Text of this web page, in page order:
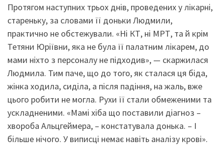
Протягом наступних трьох днів, проведених у лікарні,
стареньку, за словами її доньки Людмили,
практично не обстежували. «Ні КТ, ні МРТ, та й крім
Тетяни Юріївни, яка не була її палатним лікарем, до
мами ніхто з персоналу не підходив», — скаржилася
Людмила. Тим паче, що до того, як сталася ця біда,
жінка ходила, сиділа, а після падіння, на жаль, вже
цього робити не могла. Рухи її стали обмеженими та
ускладненими. «Мамі хіба що поставили діагноз –
хвороба Альцгеймера, – констатувала донька. – І
більше нічого. У виписці немає навіть аналізу крові».